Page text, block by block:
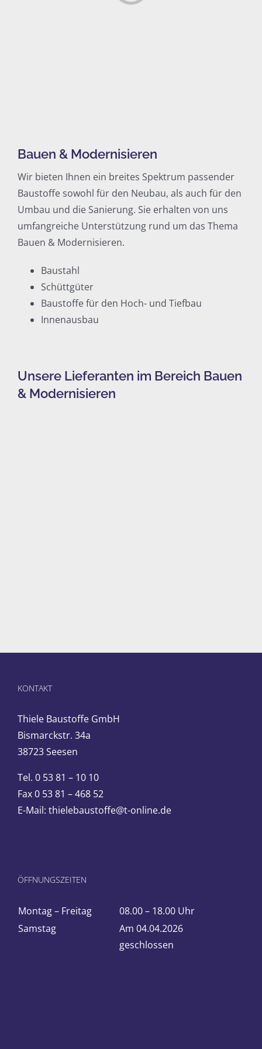
Bauen & Modernisieren
Wir bieten Ihnen ein breites Spektrum passender
Baustoffe sowohl für den Neubau, als auch für den
Umbau und die Sanierung. Sie erhalten von uns
umfangreiche Unterstützung rund um das Thema
Bauen & Modernisieren.
Baustahl
Schüttgüter
Baustoffe für den Hoch- und Tiefbau
Innenausbau
Unsere Lieferanten im Bereich Bauen
& Modernisieren
KONTAKT
Thiele Baustoffe GmbH
Bismarckstr. 34a
38723 Seesen
Tel. 0 53 81 – 10 10
Fax 0 53 81 – 468 52
E-Mail: thielebaustoffe@t-online.de
ÖFFNUNGSZEITEN
Montag – Freitag
08.00 – 18.00 Uhr
Samstag
Am 04.04.2026
geschlossen